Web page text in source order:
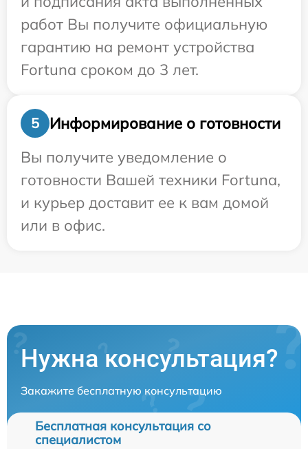
работ Вы получите официальную
гарантию на ремонт устройства
Fortuna сроком до 3 лет.
5
Информирование о готовности
Вы получите уведомление о
готовности Вашей техники Fortuna,
и курьер доставит ее к вам домой
или в офис.
Нужна консультация?
Закажите бесплатную консультацию
Бесплатная консультация со
специалистом